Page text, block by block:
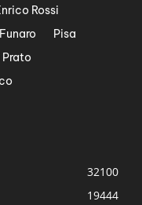
Rossi
Pisa
32100
19444